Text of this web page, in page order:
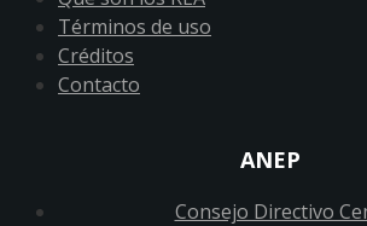
Términos de uso
Créditos
Contacto
ANEP
Consejo Directivo